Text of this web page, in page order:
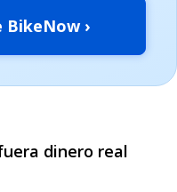
›
dinero real